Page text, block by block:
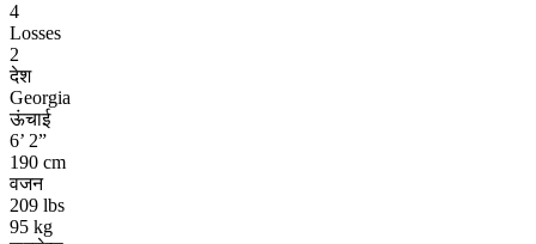
4
Losses
2
देश
Georgia
ऊंचाई
6’ 2”
190 cm
वजन
209 lbs
95 kg